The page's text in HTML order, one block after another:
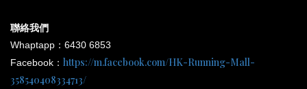
聯絡我們
Whaptapp：6430 6853
Facebook： https://m.facebook.com/HK-Running-Mall-
358540408334713/